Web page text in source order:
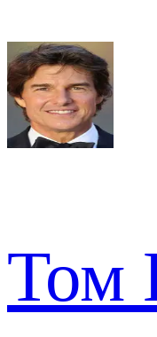
Том